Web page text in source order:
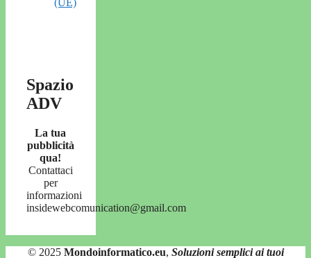
Spazio
ADV
La tua
pubblicità
qua!
Contattaci
per
informazioni
insidewebcomunication@gmail.com
© 2025 Mondoinformatico.eu, Soluzioni semplici ai tuoi